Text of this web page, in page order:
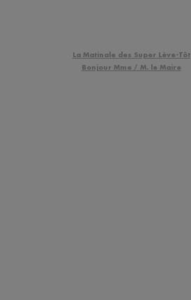
La Matinale des Super Lève-Tôt
Bonjour Mme / M. le Maire